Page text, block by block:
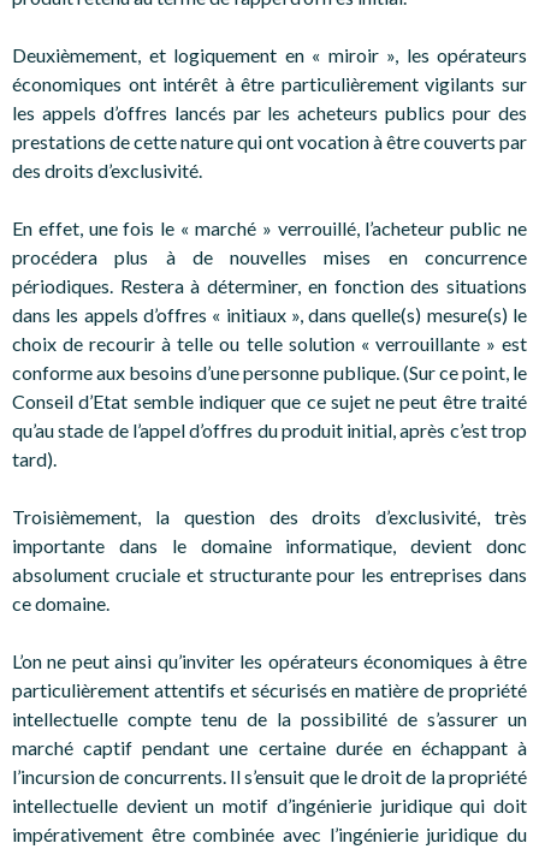
Deuxièmement, et logiquement en « miroir », les opérateurs
économiques ont intérêt à être particulièrement vigilants sur
les appels d’offres lancés par les acheteurs publics pour des
prestations de cette nature qui ont vocation à être couverts par
des droits d’exclusivité.
En effet, une fois le « marché » verrouillé, l’acheteur public ne
procédera plus à de nouvelles mises en concurrence
périodiques. Restera à déterminer, en fonction des situations
dans les appels d’offres « initiaux », dans quelle(s) mesure(s) le
choix de recourir à telle ou telle solution « verrouillante » est
conforme aux besoins d’une personne publique. (Sur ce point, le
Conseil d’Etat semble indiquer que ce sujet ne peut être traité
qu’au stade de l’appel d’offres du produit initial, après c’est trop
tard).
Troisièmement, la question des droits d’exclusivité, très
importante dans le domaine informatique, devient donc
absolument cruciale et structurante pour les entreprises dans
ce domaine.
L’on ne peut ainsi qu’inviter les opérateurs économiques à être
particulièrement attentifs et sécurisés en matière de propriété
intellectuelle compte tenu de la possibilité de s’assurer un
marché captif pendant une certaine durée en échappant à
l’incursion de concurrents. Il s’ensuit que le droit de la propriété
intellectuelle devient un motif d’ingénierie juridique qui doit
impérativement être combinée avec l’ingénierie juridique du